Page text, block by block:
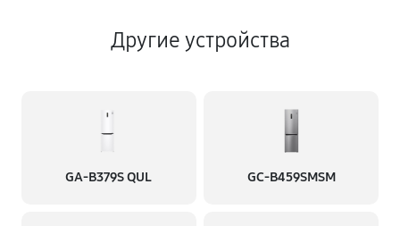
Другие устройства
GA-B379S QUL GC-B459SMSM